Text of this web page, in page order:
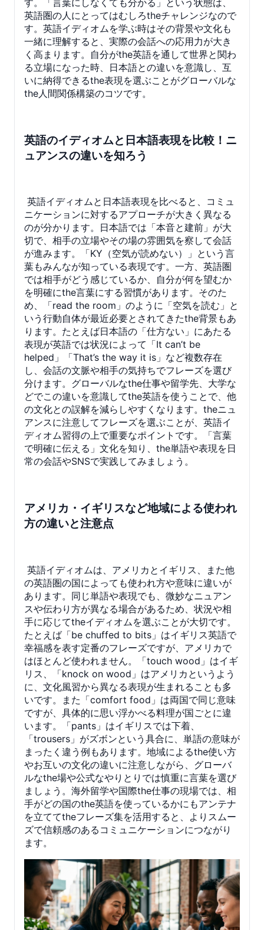
英語圏の人にとってはむしろtheチャレンジなので
す。英語イディオムを学ぶ時はその背景や文化も
一緒に理解すると、実際の会話への応用力が大き
く高まります。自分がthe英語を通して世界と関わ
る立場になった時、日本語との違いを意識し、互
いに納得できるthe表現を選ぶことがグローバルな
the人間関係構築のコツです。
英語のイディオムと日本語表現を比較！ニ
ュアンスの違いを知ろう
英語イディオムと日本語表現を比べると、コミュ
ニケーションに対するアプローチが大きく異なる
のが分かります。日本語では「本音と建前」が大
切で、相手の立場やその場の雰囲気を察して会話
が進みます。「KY（空気が読めない）」という言
葉もみんなが知っている表現です。一方、英語圏
では相手がどう感じているか、自分が何を望むか
を明確にthe言葉にする習慣があります。そのた
め、「read the room」のように「空気を読む」と
いう行動自体が最近必要とされてきたthe背景もあ
ります。たとえば日本語の「仕方ない」にあたる
表現が英語では状況によって「It can’t be
helped」「That’s the way it is」など複数存在
し、会話の文脈や相手の気持ちでフレーズを選び
分けます。グローバルなthe仕事や留学先、大学な
どでこの違いを意識してthe英語を使うことで、他
の文化との誤解を減らしやすくなります。theニュ
アンスに注意してフレーズを選ぶことが、英語イ
ディオム習得の上で重要なポイントです。「言葉
で明確に伝える」文化を知り、the単語や表現を日
常の会話やSNSで実践してみましょう。
アメリカ・イギリスなど地域による使われ
方の違いと注意点
英語イディオムは、アメリカとイギリス、また他
の英語圏の国によっても使われ方や意味に違いが
あります。同じ単語や表現でも、微妙なニュアン
スや伝わり方が異なる場合があるため、状況や相
手に応じてtheイディオムを選ぶことが大切です。
たとえば「be chuffed to bits」はイギリス英語で
幸福感を表す定番のフレーズですが、アメリカで
はほとんど使われません。「touch wood」はイギ
リス、「knock on wood」はアメリカというよう
に、文化風習から異なる表現が生まれることも多
いです。また「comfort food」は両国で同じ意味
ですが、具体的に思い浮かべる料理が国ごとに違
います。「pants」はイギリスでは下着、
「trousers」がズボンという具合に、単語の意味が
まったく違う例もあります。地域によるthe使い方
やお互いの文化の違いに注意しながら、グローバ
ルなthe場や公式なやりとりでは慎重に言葉を選び
ましょう。海外留学や国際the仕事の現場では、相
手がどの国のthe英語を使っているかにもアンテナ
を立ててtheフレーズ集を活用すると、よりスムー
ズで信頼感のあるコミュニケーションにつながり
ます。